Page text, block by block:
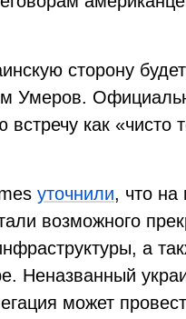
сторону
Умеров.
как «чисто
уточнили, что на
возможного
а
Неназванный
может